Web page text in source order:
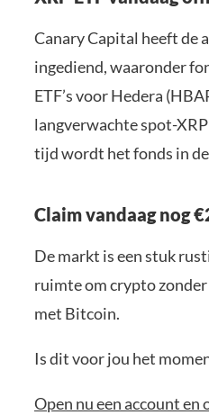
Canary Capital heeft de
ingediend, waaronder
ETF’s voor Hedera
langverwachte spot-
tijd wordt het fonds in
Claim vandaag nog
De markt is een stuk
ruimte om crypto zonder
met Bitcoin.
Is dit voor jou het
Open nu een account